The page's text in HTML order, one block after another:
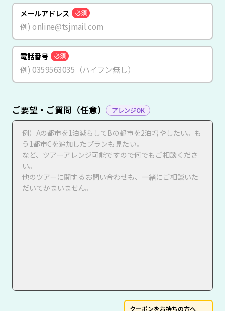
メールアドレス 必須
電話番号 必須
ご要望・ご質問（任意） アレンジOK
クーポンをお持ちの方へ